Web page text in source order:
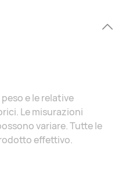
e le relative
Le misurazioni
variare. Tutte le
effettivo.